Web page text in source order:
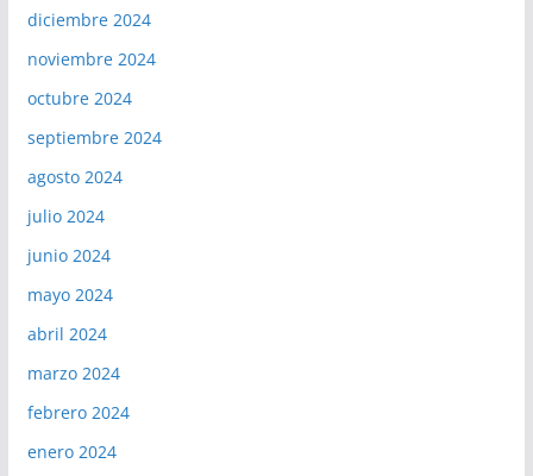
diciembre 2024
noviembre 2024
octubre 2024
septiembre 2024
agosto 2024
julio 2024
junio 2024
mayo 2024
abril 2024
marzo 2024
febrero 2024
enero 2024